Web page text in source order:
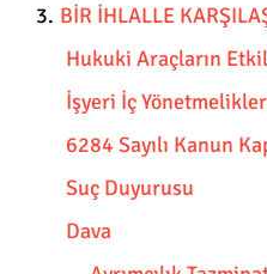
3. BİR İHLALLE
Hukuki Araçların
İşyeri İç
6284 Sayılı Kanun
Suç Duyurusu
Dava